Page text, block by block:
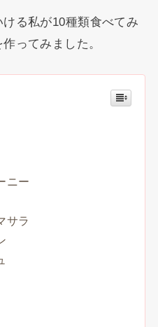
る私が10種類食べてみ
ってみました。
ニー
サラ